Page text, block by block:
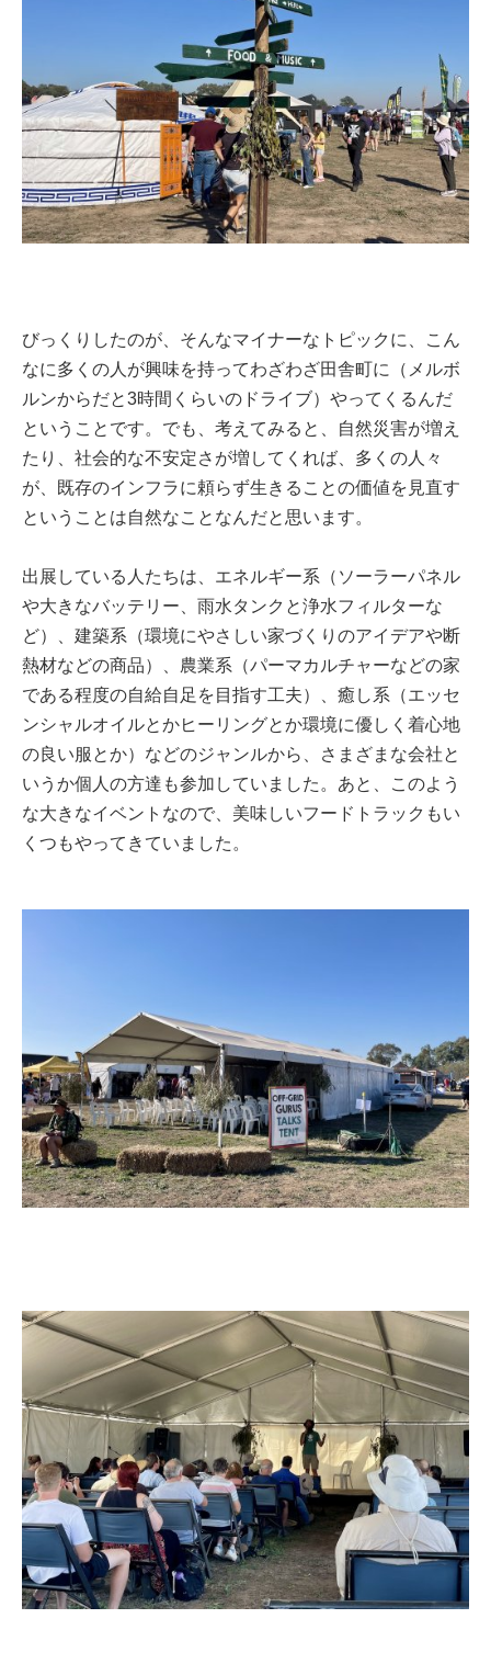
びっくりしたのが、そんなマイナーなトピックに、こん
なに多くの人が興味を持ってわざわざ田舎町に（メルボ
ルンからだと3時間くらいのドライブ）やってくるんだ
ということです。でも、考えてみると、自然災害が増え
たり、社会的な不安定さが増してくれば、多くの人々
が、既存のインフラに頼らず生きることの価値を見直す
ということは自然なことなんだと思います。
出展している人たちは、エネルギー系（ソーラーパネル
や大きなバッテリー、雨水タンクと浄水フィルターな
ど）、建築系（環境にやさしい家づくりのアイデアや断
熱材などの商品）、農業系（パーマカルチャーなどの家
である程度の自給自足を目指す工夫）、癒し系（エッセ
ンシャルオイルとかヒーリングとか環境に優しく着心地
の良い服とか）などのジャンルから、さまざまな会社と
いうか個人の方達も参加していました。あと、このよう
な大きなイベントなので、美味しいフードトラックもい
くつもやってきていました。